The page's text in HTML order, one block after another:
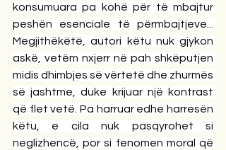
konsumuara pa kohë për të mbajtur
peshën esenciale të përmbajtjeve...
Megjithëkëtë, autori këtu nuk gjykon
askë, vetëm nxjerr në pah shkëputjen
midis dhimbjes së vërtetë dhe zhurmës
së jashtme, duke krijuar një kontrast
që flet vetë. Pa harruar edhe harresën
këtu, e cila nuk pasqyrohet si
neglizhencë, por si fenomen moral që